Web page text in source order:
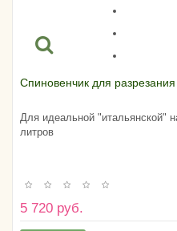
Спиновенчик для
Для идеальной "итальянской"
литров
5 720 руб.